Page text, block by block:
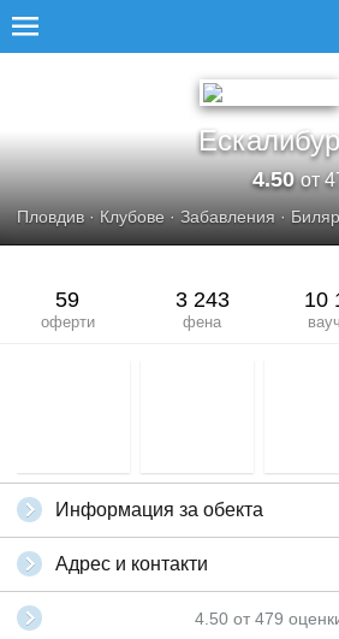
Ескалибур
4.50от
Пловдив· Клубове · Забавления ·
59
оферти
3 243
фена
10
Информация за обекта
Адрес и контакти
4.50 от 479